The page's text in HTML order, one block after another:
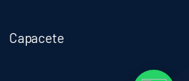
Capacete